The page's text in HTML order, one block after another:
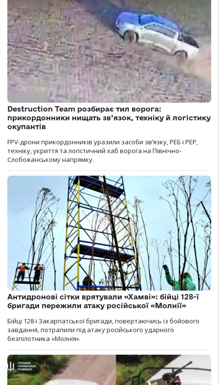
Destruction Team розбирає тил ворога:
прикордонники нищать зв’язок, техніку й логістику
окупантів
FPV-дрони прикордонників уразили засоби зв’язку, РЕБ і РЕР,
техніку, укриття та логістичний хаб ворога на Північно-
Слобожанському напрямку.
Антидронові сітки врятували «Хамві»: бійці 128-ї
бригади пережили атаку російської «Молнії»
Бійці 128-ї Закарпатської бригади, повертаючись із бойового
завдання, потрапили під атаку російського ударного
безпілотника «Молнія».